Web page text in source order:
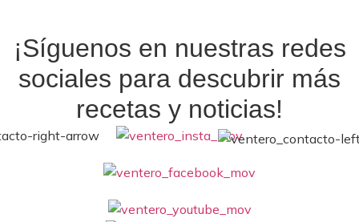
¡Síguenos en nuestras redes
sociales para descubrir más
recetas y noticias!